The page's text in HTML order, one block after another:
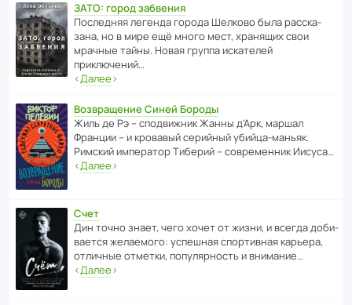
ЗАТО: город забвения
После­дняя легенда города Шелково была расска­
зана, но в мире ещё много мест, хранящих свои
мрачные тайны. Новая группа иска­телей
приключений…
‹Далее›
Возвращение Синей Бороды
Жиль де Рэ – спод­ви­жник Жанны д’Арк, маршал
Франции – и кровавый серийный убийца-маньяк.
Римский импе­ратор Тиберий – совре­менник Иисуса…
‹Далее›
Счет
Дин точно знает, чего хочет от жизни, и всегда доби­
ва­ется жела­е­мого: успе­шная спор­ти­вная карьера,
отли­чные отметки, попу­ля­р­ность и внимание…
‹Далее›